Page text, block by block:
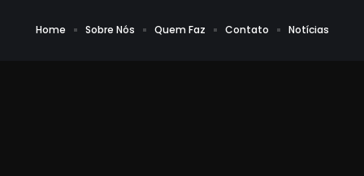
Home Sobre Nós Quem Faz Contato Notícias